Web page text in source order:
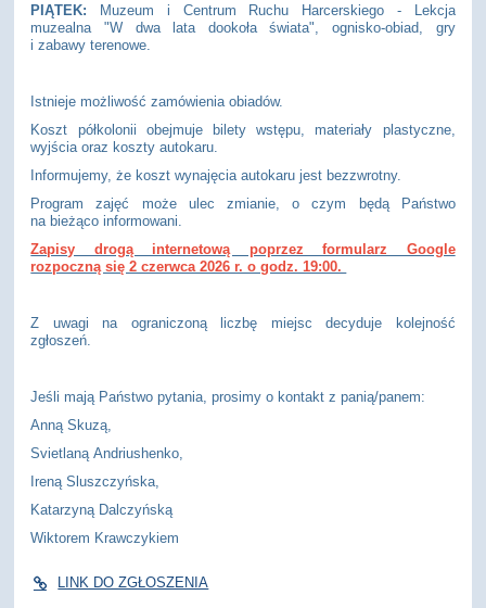
PIĄTEK:
Muzeum i Centrum Ruchu Harcerskiego - Lekcja
muzealna "W dwa lata dookoła świata", ognisko-obiad, gry
i zabawy terenowe.
Istnieje możliwość zamówienia obiadów.
Koszt półkolonii obejmuje bilety wstępu, materiały plastyczne,
wyjścia oraz koszty autokaru.
Informujemy, że koszt wynajęcia autokaru jest bezzwrotny.
Program zajęć może ulec zmianie, o czym będą Państwo
na bieżąco informowani.
Zapisy drogą internetową poprzez formularz Google
rozpoczną się 2 czerwca 2026 r. o godz. 19:00.
Z uwagi na ograniczoną liczbę miejsc decyduje kolejność
zgłoszeń.
Jeśli mają Państwo pytania, prosimy o kontakt z panią/panem:
Anną Skuzą,
Svietlaną Andriushenko,
Ireną Sluszczyńska,
Katarzyną Dalczyńską
Wiktorem Krawczykiem
LINK DO ZGŁOSZENIA